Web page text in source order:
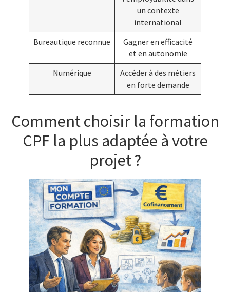
un contexte
international
Bureautique reconnue
Gagner en efficacité
et en autonomie
Numérique
Accéder à des métiers
en forte demande
Comment choisir la formation
CPF la plus adaptée à votre
projet ?